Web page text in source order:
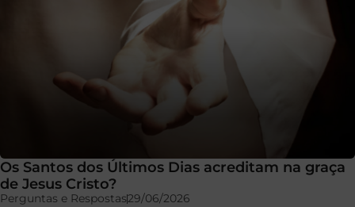
Os Santos dos Últimos Dias acreditam na graça
de Jesus Cristo?
Perguntas e Respostas29/06/2026